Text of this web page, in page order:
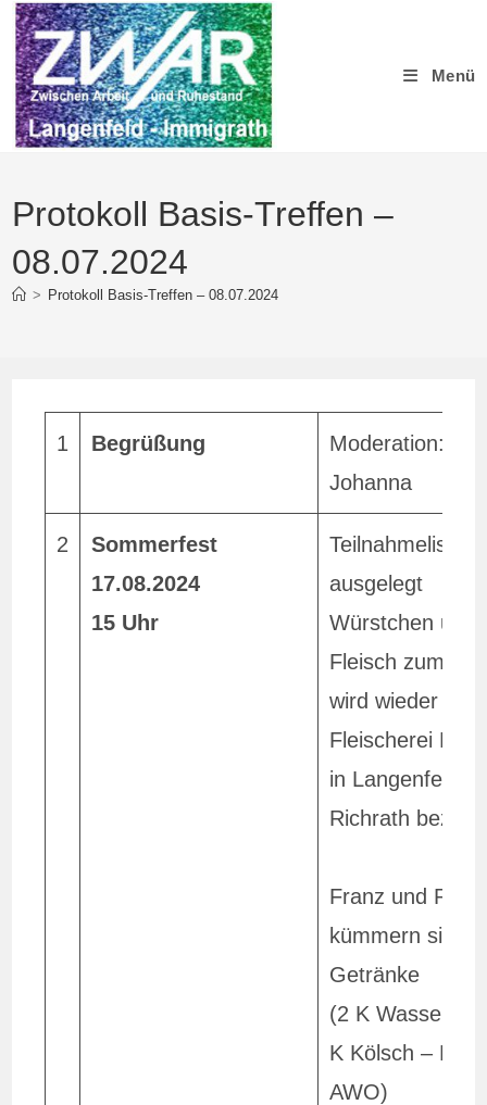
Zum
Inhalt
springen
Menü
Protokoll Basis-Treffen –
08.07.2024
> Protokoll Basis-Treffen – 08.07.2024
1 Begrüßung
Moderation:
Johanna
2
Sommerfest
17.08.2024
15 Uhr
Teilnahmeliste
ausgelegt
Würstchen und
Fleisch zum
wird wieder von
Fleischerei
in Langenfeld-
Richrath
Franz und
kümmern sich
Getränke
(2 K Wasser
K Kölsch –
AWO)